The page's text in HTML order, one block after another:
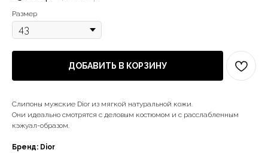
Размер
ДОБАВИТЬ В КОРЗИНУ
Слипоны мужские Dior из мягкой натуральной кожи.
Они идеально смотрятся с деловым костюмом и с расслабленным
кэжуал-образом.
Бренд: Dior